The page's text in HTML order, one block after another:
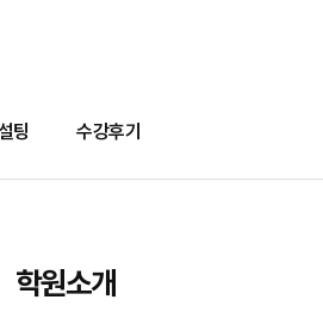
팅 수강후기
학원소개